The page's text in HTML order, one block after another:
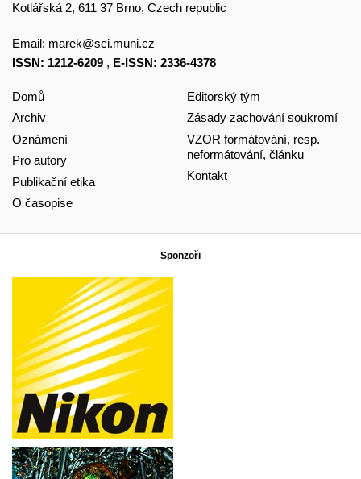
Kotlářská 2, 611 37 Brno, Czech republic
Email: marek@sci.muni.cz
ISSN: 1212-6209 , E-ISSN: 2336-4378
Domů
Archiv
Oznámení
Pro autory
Publikační etika
O časopise
Editorský tým
Zásady zachování soukromí
VZOR formátování, resp.
neformátování, článku
Kontakt
Sponzoři